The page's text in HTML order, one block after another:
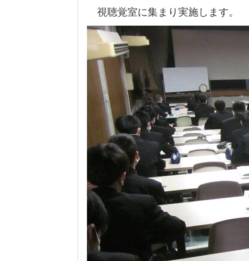
視聴覚室に集まり実施します。